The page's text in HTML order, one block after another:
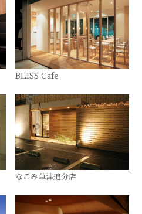
BLISS Cafe
なごみ草津追分店